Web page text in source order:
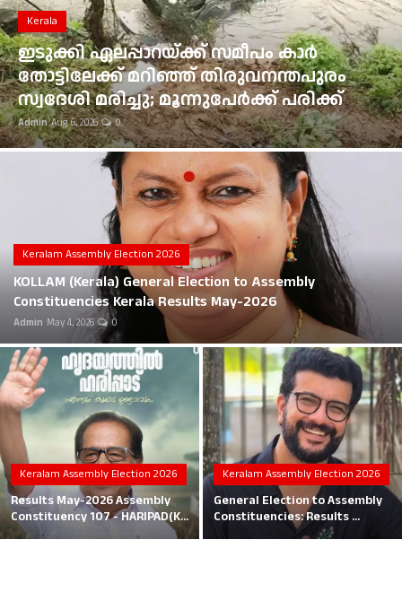
Loksabha Election 2024
Technology
Health
Jobs Mall
Career
Education
Business
Local News
Earn Money
Tutorials
Malayalam
Kerala
ഇടുക്കി ഏലപ്പാറയ്ക്ക് സമീപം കാർ
തോട്ടിലേക്ക് മറിഞ്ഞ് തിരുവനന്തപുരം
സ്വദേശി മരിച്ചു; മൂന്നുപേർക്ക് പരിക്ക്
Admin Aug 6, 2026 0
Keralam Assembly Election 2026
KOLLAM (Kerala) General Election to Assembly
Constituencies Kerala Results May-2026
Admin May 4, 2026 0
Keralam Assembly Election 2026
Results May-2026 Assembly
Constituency 107 - HARIPAD(K...
Keralam Assembly Election 2026
General Election to Assembly
Constituencies: Results ...